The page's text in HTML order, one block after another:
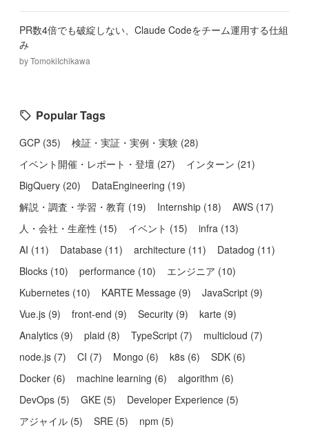
PR数4倍でも破綻しない、Claude Codeをチーム運用する仕組
み
byTomokiIchikawa
Popular Tags
GCP (35) 検証・実証・実例・実験 (28)
イベント開催・レポート・登壇 (27) インターン (21)
BigQuery (20) DataEngineering (19)
解説・調査・学習・教育 (19) Internship (18) AWS (17)
人・会社・生産性 (15) イベント (15) infra (13)
AI (11) Database (11) architecture (11) Datadog (11)
Blocks (10) performance (10) エンジニア (10)
Kubernetes (10) KARTE Message (9) JavaScript (9)
Vue.js (9) front-end (9) Security (9) karte (9)
Analytics (9) plaid (8) TypeScript (7) multicloud (7)
node.js (7) CI (7) Mongo (6) k8s (6) SDK (6)
Docker (6) machine learning (6) algorithm (6)
DevOps (5) GKE (5) Developer Experience (5)
アジャイル (5) SRE (5) npm (5)